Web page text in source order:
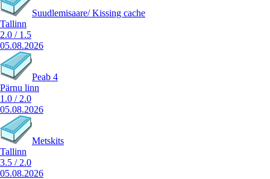
Suudlemisaare/ Kissing cache
Tallinn
2.0 / 1.5
05.08.2026
Peab 4
Pärnu linn
1.0 / 2.0
05.08.2026
Metskits
Tallinn
3.5 / 2.0
05.08.2026